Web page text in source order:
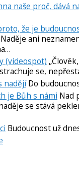
naše proč, dává
že je
ani
(videospot)
se,
nadějíDo
je Bůh s námi Nad
se stává
Budoucnost už